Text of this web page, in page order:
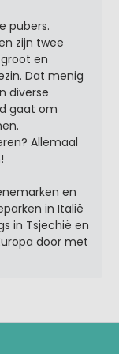
pubers.
zijn twee
en
Dat menig
diverse
gaat om
Allemaal
en
in Italië
in Tsjechië en
door met